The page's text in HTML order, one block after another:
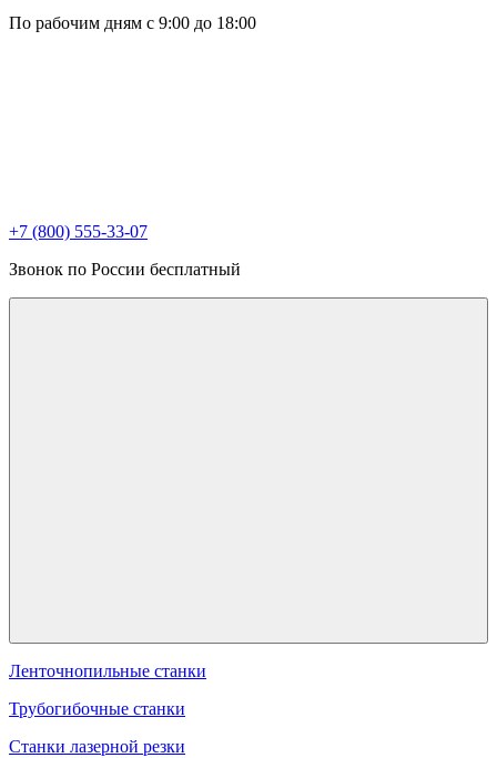
По рабочим дням с 9:00 до 18:00
+7 (800) 555-33-07
Звонок по России бесплатный
Ленточнопильные станки
Трубогибочные станки
Станки лазерной резки